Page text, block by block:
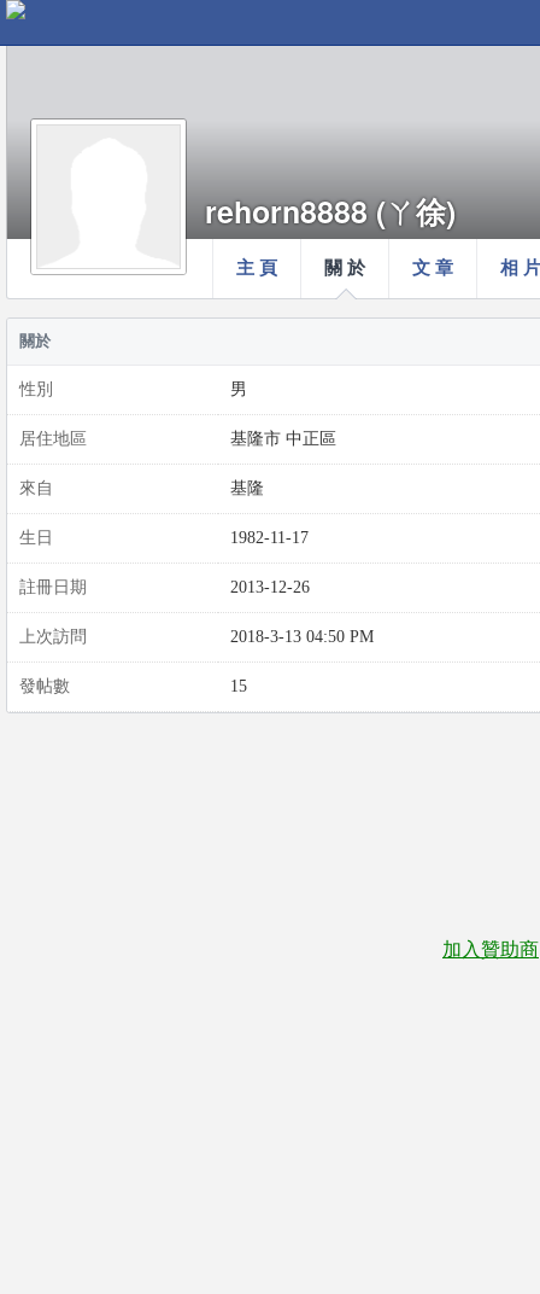
主 頁 關 於 文 章 相 片
rehorn8888 (ㄚ徐)
關於
性別 男
居住地區 基隆市 中正區
來自 基隆
生日 1982-11-17
註冊日期 2013-12-26
上次訪問 2018-3-13 04:50 PM
發帖數 15
加入贊助商